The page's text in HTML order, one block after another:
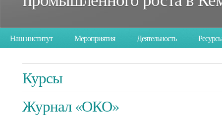
Наш институт Мероприятия Деятельность
Курсы
Журнал «ОКО»